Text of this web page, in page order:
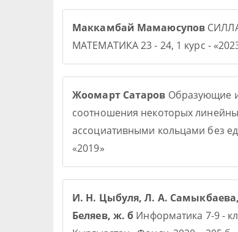
Маккамбай Мамаюсупов
МАТЕМАТИКА 23 - 24, 1 курс -
Жоомарт Сатаров Образующие
соотношения некоторых
ассоциативными кольцами без
«2019»
И. Н. Цыбуля, Л. А.
Беляев, ж. б Информатика 7-9 -